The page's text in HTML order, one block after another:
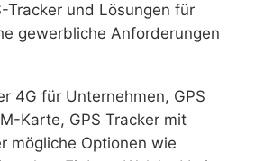
Tracker und Lösungen für
gewerbliche Anforderungen
4G für Unternehmen, GPS
Karte, GPS Tracker mit
mögliche Optionen wie